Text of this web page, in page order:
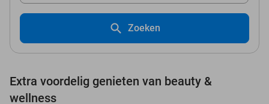
Zoeken
Extra voordelig genieten van beauty &
wellness